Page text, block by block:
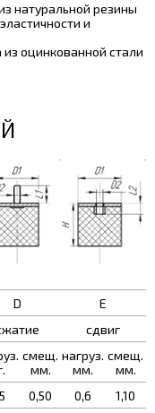
натуральной резины
и
из оцинкованной стали
D
E
сдвиг
смещ.
мм.
нагруз.
мм.
смещ.
мм.
0,50 0,6
1,10